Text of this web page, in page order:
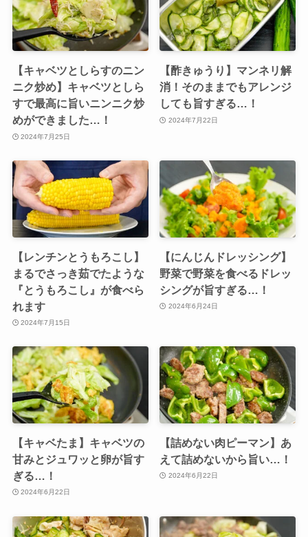
【キャベツとしらすのニン
ニク炒め】キャベツとしら
すで最高に旨いニンニク炒
めができました…！
2024年7月25日
【酢きゅうり】マンネリ解
消！そのままでもアレンジ
しても旨すぎる…！
2024年7月22日
【レンチンとうもろこし】
まるでさっき茹でたような
『とうもろこし』が食べら
れます
2024年7月15日
【にんじんドレッシング】
野菜で野菜を食べるドレッ
シングが旨すぎる…！
2024年6月24日
【キャベたま】キャベツの
甘みとジュワッと卵が旨す
ぎる…！
2024年6月22日
【詰めない肉ピーマン】あ
えて詰めないから旨い…！
2024年6月22日